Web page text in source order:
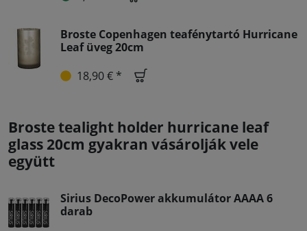
Broste Copenhagen teafénytartó Hurricane
Leaf üveg 20cm
18,90 € *
Broste tealight holder hurricane leaf
glass 20cm gyakran vásárolják vele
együtt
Sirius DecoPower akkumulátor AAAA 6
darab